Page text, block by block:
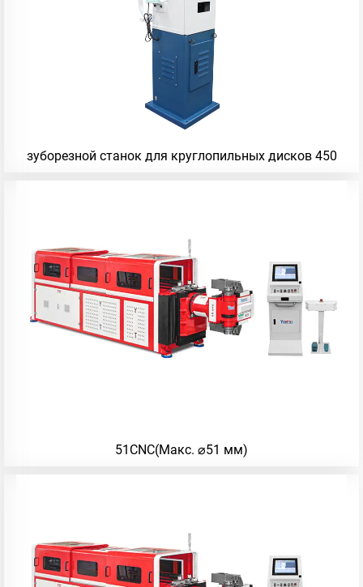
зуборезной станок для круглопильных дисков 450
51CNC(Макс. ⌀51 мм)